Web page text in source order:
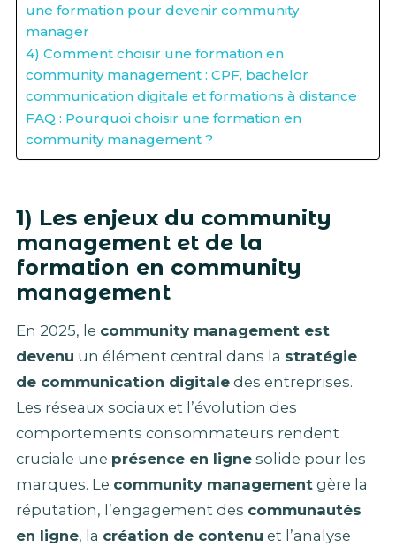
une formation pour devenir community
manager
4) Comment choisir une formation en
community management : CPF, bachelor
communication digitale et formations à distance
FAQ : Pourquoi choisir une formation en
community management ?
1) Les enjeux du community
management et de la
formation en community
management
En 2025, le community management est
devenu un élément central dans la stratégie
de communication digitale des entreprises.
Les réseaux sociaux et l’évolution des
comportements consommateurs rendent
cruciale une présence en ligne solide pour les
marques. Le community management gère la
réputation, l’engagement des communautés
en ligne, la création de contenu et l’analyse